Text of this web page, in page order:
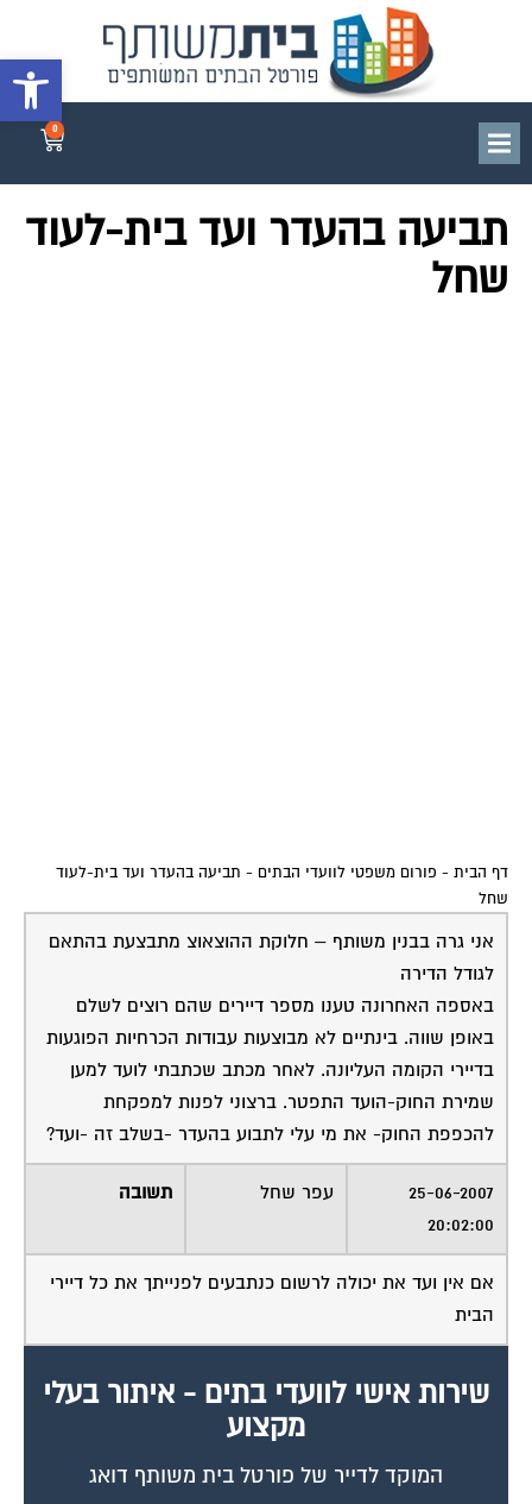
פתח
תביעה בהעדר ועד בית-לעוד
שחל
שחל
אני גרה בבנין משותף – חלוקת ההוצאוצ מתבצעת בהתאם
לגודל הדירה
באספה האחרונה טענו מספר דיירים שהם רוצים לשלם
באופן שווה. בינתיים לא מבוצעות עבודות הכרחיות הפוגעות
בדיירי הקומה העליונה. לאחר מכתב שכתבתי לועד למען
שמירת החוק-הועד התפטר. ברצוני לפנות למפקחת
להכפפת החוק- את מי עלי לתבוע בהעדר -בשלב זה -ועד?
25-06-2007
20:02:00
עפר שחל תשובה
אם אין ועד את יכולה לרשום כנתבעים לפנייתך את כל דיירי
הבית
מקצוע
המוקד לדייר של פורטל בית משותף דואג
שבעלי מקצוע הוגנים ומקצועיים יתנו לך